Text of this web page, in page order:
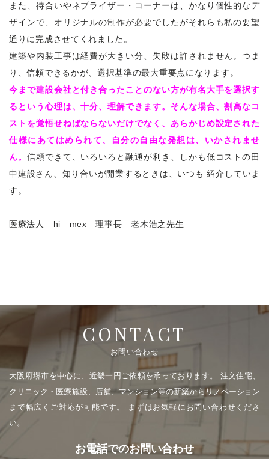
また、待合いやネブライザー・コーナーは、かなり個性的なデ
ザインで、オリジナルの制作が必要でしたがそれらも私の要望
通りに完成させてくれました。
建築や内装工事は経費が大きい分、失敗は許されません。つま
り、信頼できるかが、選択基準の最大重要点になります。
今まで建設会社と付き合ったことのない方が有名大手を選択す
るという心理は、十分、理解できます。そんな場合、割高なコ
ストを覚悟せねばならないだけでなく、あらかじめ設定された
仕様にあてはめられて、自分の自由な発想は、いかされませ
ん。 信頼できて、いろいろと融通が利き、しかも低コストの田
中建設さん、知り合いが開業するときは、いつも 紹介していま
す。
医療法人 hi―mex 理事長 老木浩之先生
CONTACT
お問い合わせ
大阪府堺市を中心に、近畿一円ご依頼を承っております。
注文住宅、
クリニック・医療施設、店舗、マンション等の新築からリノベーション
まで幅広くご対応が可能です。
まずはお気軽にお問い合わせくださ
い。
お電話でのお問い合わせ